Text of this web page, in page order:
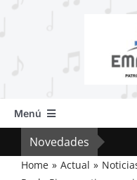
Menú
Inicio
Actual
Novedades
Home Actual